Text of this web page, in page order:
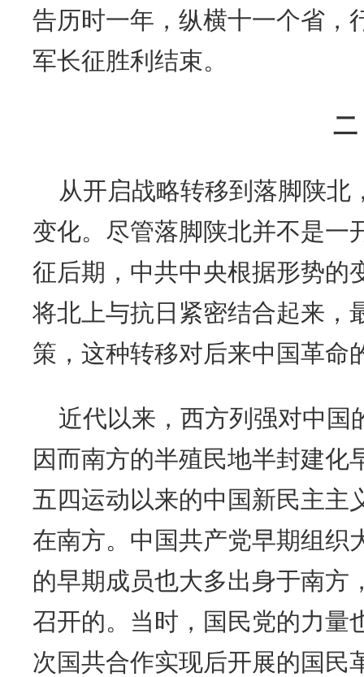
告历时一年，纵横十一个省，
军长征胜利结束。
二
从开启战略转移到落脚陕北
变化。尽管落脚陕北并不是一
征后期，中共中央根据形势的
将北上与抗日紧密结合起来，
策，这种转移对后来中国革命
近代以来，西方列强对中国
因而南方的半殖民地半封建化
五四运动以来的中国新民主主
在南方。中国共产党早期组织
的早期成员也大多出身于南方
召开的。当时，国民党的力量
次国共合作实现后开展的国民